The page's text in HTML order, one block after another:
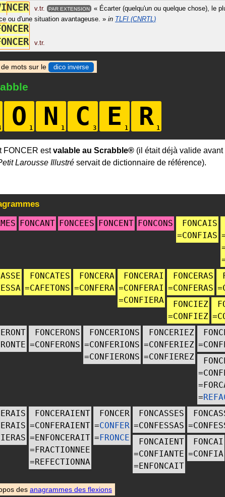
INCER v.tr. PAR EXTENSION « Écarter (quelqu'un ou quelque chose), le
ou d'une situation avantageuse. » in TLFI (CNRTL)
ONCER
ONCER v.tr.
de mots sur le dico inverse
O N C E R
FONCER estvalable au Scrabble® (il était déjà valide
Larousse Illustré servait de dictionnaire de référence).
FONCANT FONCEES FONCENT FONCONS
FONCAIS
=CONFIAS
FONCATES
=CAFETONS
FONCERA
=CONFERA
FONCERAI
=CONFERAI
=CONFIERA
FONCERAS
=CONFERAS =
FONCIEZ
=CONFIEZ =
FONCERONS
=CONFERONS
FONCERIONS
=CONFERIONS
=CONFIERONS
FONCERIEZ
=CONFERIEZ
=CONFIEREZ
=
=
=
=
FONCERAIENT
=CONFERAIENT
=ENFONCERAIT
=FRACTIONNEE
=REFECTIONNA
FONCER
=CONFER
=FRONCE
FONCASSES
=CONFESSAS =
FONCAIENT
=CONFIANTE
=ENFONCAIT
FONCAI
=CONFIA
des anagrammes des flexions